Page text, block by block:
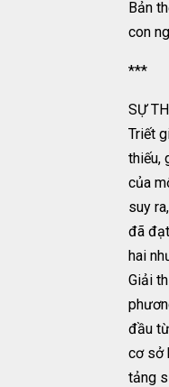
Bản
con
***
SỰ
Triết
thiếu,
của
suy
đã
hai
Giải
đầu
cơ sở
tảng